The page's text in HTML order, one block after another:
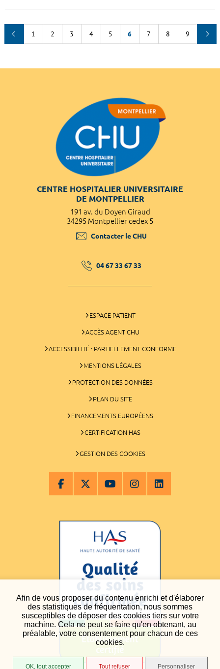
Afin de vous proposer du contenu enrichi et d'élaborer
des statistiques de fréquentation, nous sommes
susceptibles de déposer des cookies tiers sur votre
machine. Cela ne peut se faire qu'en obtenant, au
préalable, votre consentement pour chacun de ces
cookies.
OK, tout accepter Tout refuser Personnaliser
1 2 3 4 5 6 7 8 9
CENTRE HOSPITALIER UNIVERSITAIRE
DE MONTPELLIER
191 av. du Doyen Giraud
34295 Montpellier cedex 5
Contacter le CHU
04 67 33 67 33
ESPACE PATIENT
ACCÈS AGENT CHU
ACCESSIBILITÉ : PARTIELLEMENT CONFORME
MENTIONS LÉGALES
PROTECTION DES DONNÉES
PLAN DU SITE
FINANCEMENTS EUROPÉENS
CERTIFICATION HAS
GESTION DES COOKIES